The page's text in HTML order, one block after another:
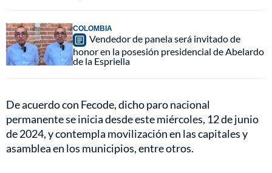
COLOMBIA
Vendedor de panela será invitado de
honor en la posesión presidencial de Abelardo
de la Espriella
De acuerdo con Fecode, dicho paro nacional
permanente se inicia desde este miércoles, 12 de junio
de 2024, y contempla movilización en las capitales y
asamblea en los municipios, entre otros.